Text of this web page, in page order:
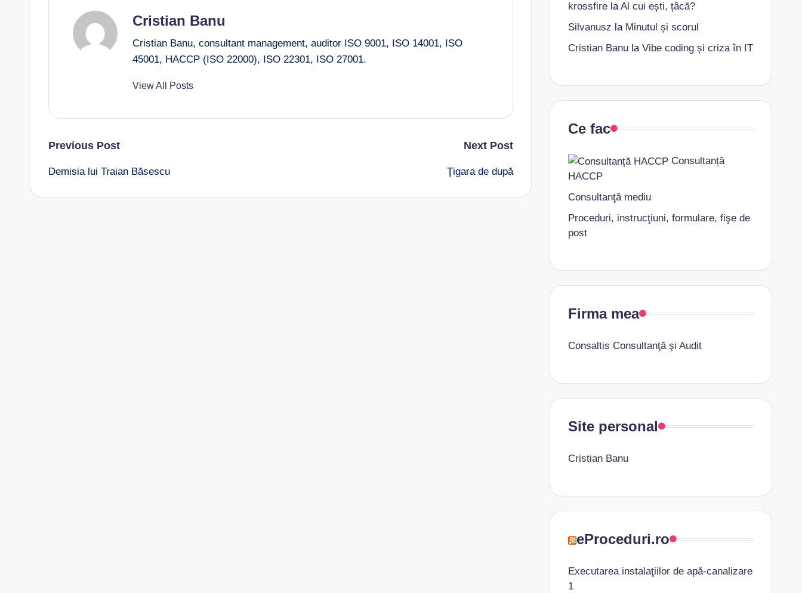
Cristian Banu
Cristian Banu, consultant management, auditor ISO 9001, ISO 14001, ISO
45001, HACCP (ISO 22000), ISO 22301, ISO 27001.
View All Posts
Post
navigation
Previous Post
Demisia lui Traian Băsescu
Next Post
Ţigara de după
krossfirelaAl cui ești, țâcă?
Silvanusz la Minutul și scorul
Cristian Banula Vibe coding și criza în IT
Ce fac
Consultanță
HACCP
Consultanţă mediu
Proceduri, instrucţiuni, formulare, fişe de
post
Firma mea
Consaltis Consultanţă şi Audit
Site personal
Cristian Banu
eProceduri.ro
Executarea instalaţiilor de apă-canalizare
1